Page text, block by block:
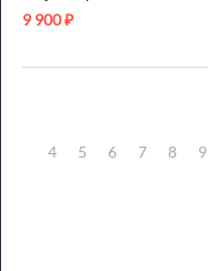
9 900₽
4 5 6 7 8 9